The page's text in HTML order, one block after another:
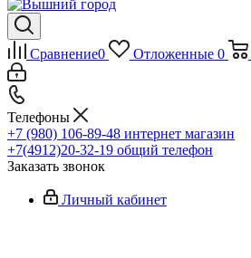
Сравнение0 Отложенные 0
Телефоны
+7 (980) 106-89-48 интернет магазин
+7(4912)20-32-19 общий телефон
Заказать звонок
Личный кабинет